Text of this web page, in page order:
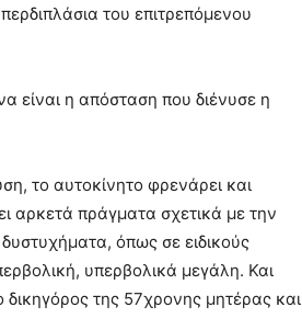
του επιτρεπόμενου
είναι η απόσταση που διένυσε η
το αυτοκίνητο φρενάρει και
αρκετά πράγματα σχετικά με την
όπως σε ειδικούς
υπερβολικά μεγάλη. Και
της 57χρονης μητέρας και